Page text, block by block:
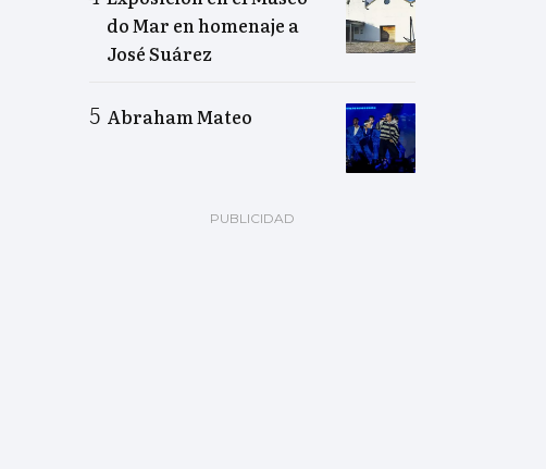
do Mar en homenaje a
José Suárez
Abraham Mateo